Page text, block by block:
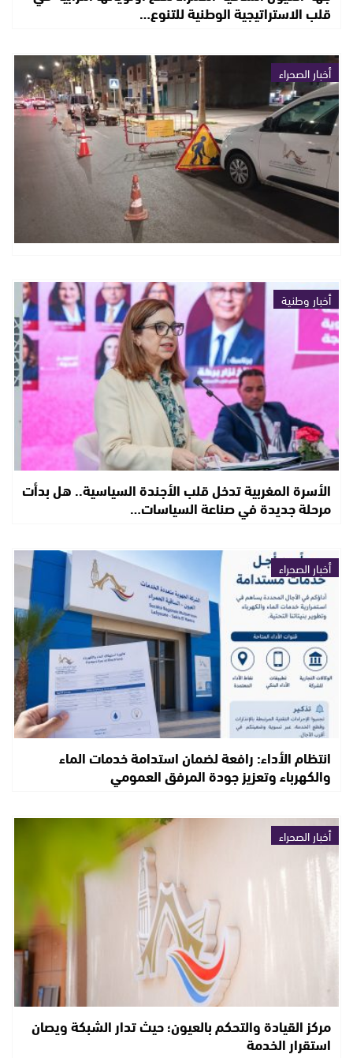
قلب الاستراتيجية الوطنية للتنوع…
أخبار الصحراء
أخبار وطنية
الأسرة المغربية تدخل قلب الأجندة السياسية.. هل بدأت
مرحلة جديدة في صناعة السياسات…
أخبار الصحراء
انتظام الأداء: رافعة لضمان استدامة خدمات الماء
والكهرباء وتعزيز جودة المرفق العمومي
أخبار الصحراء
مركز القيادة والتحكم بالعيون؛ حيث تدار الشبكة ويصان
استقرار الخدمة